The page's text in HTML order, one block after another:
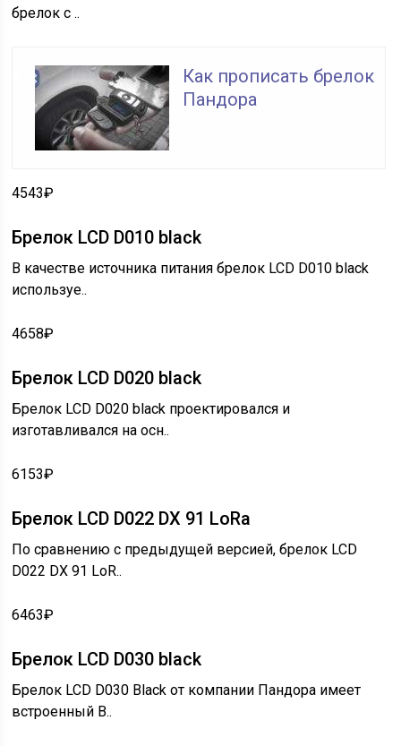
брелок с ..
Как прописать брелок
Пандора
4543₽
Брелок LCD D010 black
В качестве источника питания брелок LCD D010 black
используе..
4658₽
Брелок LCD D020 black
Брелок LCD D020 black проектировался и
изготавливался на осн..
6153₽
Брелок LCD D022 DX 91 LoRa
По сравнению с предыдущей версией, брелок LCD
D022 DX 91 LoR..
6463₽
Брелок LCD D030 black
Брелок LCD D030 Black от компании Пандора имеет
встроенный B..